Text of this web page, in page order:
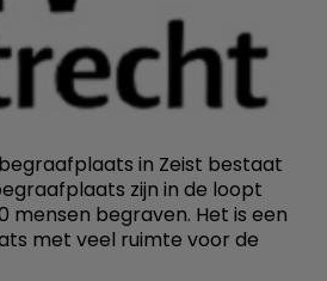
in Zeist bestaat
zijn in de loopt
mensen begraven. Het is een
met veel ruimte voor de